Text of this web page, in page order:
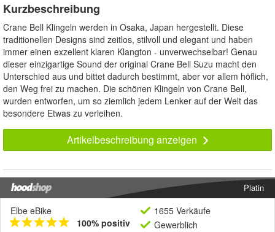
Kurzbeschreibung
Crane Bell Klingeln werden in Osaka, Japan hergestellt. Diese
traditionellen Designs sind zeitlos, stilvoll und elegant und haben
immer einen exzellent klaren Klangton - unverwechselbar! Genau
dieser einzigartige Sound der original Crane Bell Suzu macht den
Unterschied aus und bittet dadurch bestimmt, aber vor allem höflich,
den Weg frei zu machen. Die schönen Klingeln von Crane Bell,
wurden entworfen, um so ziemlich jedem Lenker auf der Welt das
besondere Etwas zu verleihen.
Artikelbeschreibung anzeigen
Platin
Elbe eBike
100% positiv
1655 Verkäufe
Gewerblich